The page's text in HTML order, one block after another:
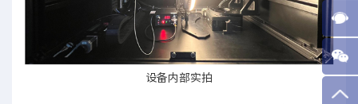
设备内部实拍